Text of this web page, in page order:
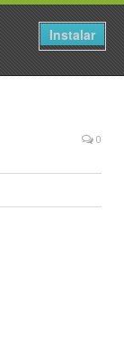
Instalar
0